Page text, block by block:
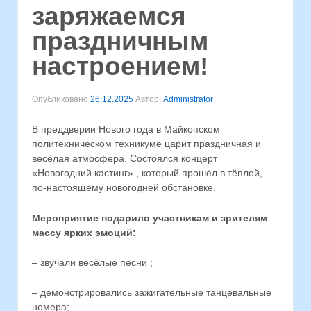
заряжаемся
праздничным
настроением!
Опубликовано 26.12.2025 Автор: Administrator
В преддверии Нового года в Майкопском
политехническом техникуме царит праздничная и
весёлая атмосфера. Состоялся концерт
«Новогодний кастинг» , который прошёл в тёплой,
по‑настоящему новогодней обстановке.
Мероприятие подарило участникам и зрителям
массу ярких эмоций:
– звучали весёлые песни ;
– демонстрировались зажигательные танцевальные
номера;